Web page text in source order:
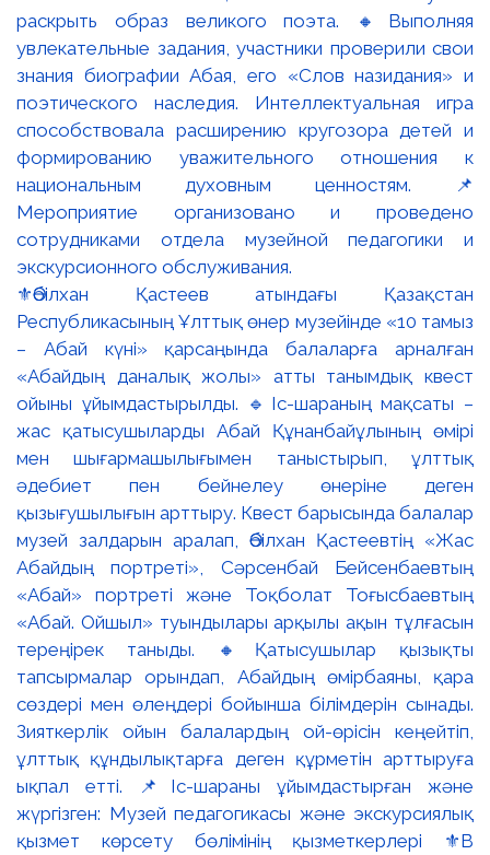
⚜️Әбілхан Қастеев атындағы Қазақстан
Республикасының Ұлттық өнер музейінде «10 тамыз
– Абай күні» қарсаңында балаларға арналған
«Абайдың даналық жолы» атты танымдық квест
ойыны ұйымдастырылды. 🔹Іс-шараның мақсаты –
жас қатысушыларды Абай Құнанбайұлының өмірі
мен шығармашылығымен таныстырып, ұлттық
әдебиет пен бейнелеу өнеріне деген
қызығушылығын арттыру. Квест барысында балалар
музей залдарын аралап, Әбілхан Қастеевтің «Жас
Абайдың портреті», Сәрсенбай Бейсенбаевтың
«Абай» портреті және Тоқболат Тоғысбаевтың
«Абай. Ойшыл» туындылары арқылы ақын тұлғасын
тереңірек таныды. 🔸Қатысушылар қызықты
тапсырмалар орындап, Абайдың өмірбаяны, қара
сөздері мен өлеңдері бойынша білімдерін сынады.
Зияткерлік ойын балалардың ой-өрісін кеңейтіп,
ұлттық құндылықтарға деген құрметін арттыруға
ықпал етті. 📌Іс-шараны ұйымдастырған және
жүргізген: Музей педагогикасы және экскурсиялық
қызмет көрсету бөлімінің қызметкерлері ⚜️В